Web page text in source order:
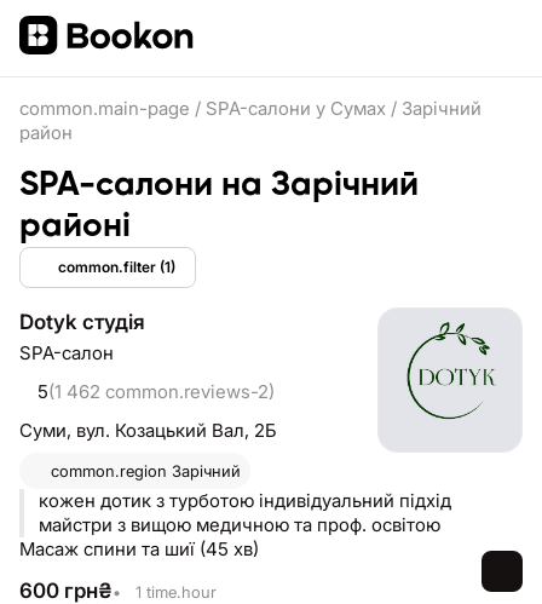
common.main-page / SPA-салони у Сумах / Зарічний
район
SPA-салони на Зарічний
районі
common.filter (1)
Dotyk студія
SPA-салон
5(1 462 common.reviews-2)
Суми, вул. Козацький Вал, 2Б
common.region Зарічний
кожен дотик з турботою індивідуальний підхід
майстри з вищою медичною та проф. освітою
Масаж спини та шиї (45 хв)
600 грн₴• 1 time.hour